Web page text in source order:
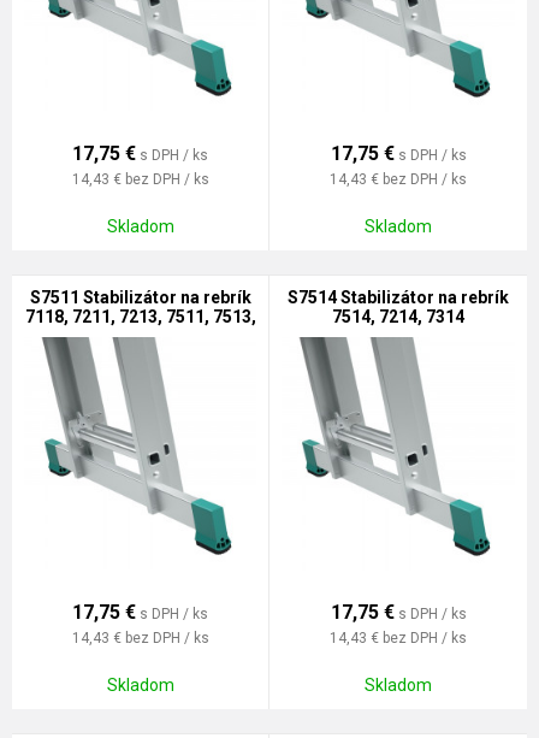
17,75 € s DPH / ks
14,43 € bez DPH / ks
Skladom
17,75 € s DPH / ks
14,43 € bez DPH / ks
Skladom
S7511 Stabilizátor na rebrík
7118, 7211, 7213, 7511, 7513,
7711
17,75 € s DPH / ks
14,43 € bez DPH / ks
Skladom
S7514 Stabilizátor na rebrík
7514, 7214, 7314
17,75 € s DPH / ks
14,43 € bez DPH / ks
Skladom